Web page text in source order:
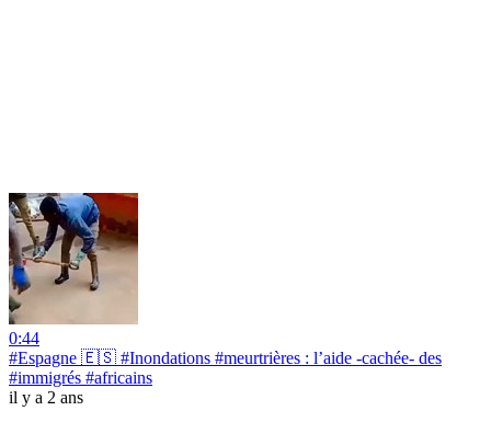
0:44
#Espagne 🇪🇸 #Inondations #meurtrières : l’aide -cachée- des
#immigrés #africains
il y a 2 ans